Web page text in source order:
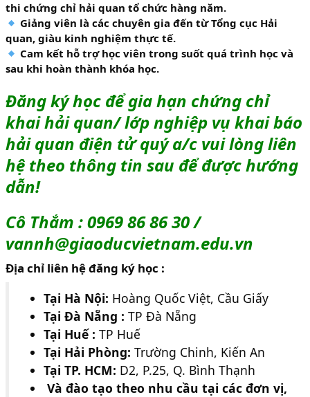
thi chứng chỉ hải quan tổ chức hàng năm.
Giảng viên là các chuyên gia đến từ Tổng cục Hải
quan, giàu kinh nghiệm thực tế.
Cam kết hỗ trợ học viên trong suốt quá trình học và
sau khi hoàn thành khóa học.
Đăng ký học để gia hạn chứng chỉ
khai hải quan/ lớp nghiệp vụ khai báo
hải quan điện tử quý a/c vui lòng liên
hệ theo thông tin sau để được hướng
dẫn!
Cô Thắm : 0969 86 86 30 /
vannh@giaoducvietnam.edu.vn
Địa chỉ liên hệ đăng ký học :
Tại Hà Nội: Hoàng Quốc Việt, Cầu Giấy
Tại Đà Nẵng : TP Đà Nẵng
Tại Huế : TP Huế
Tại Hải Phòng: Trường Chinh, Kiến An
Tại TP. HCM: D2, P.25, Q. Bình Thạnh
Và đào tạo theo nhu cầu tại các đơn vị,